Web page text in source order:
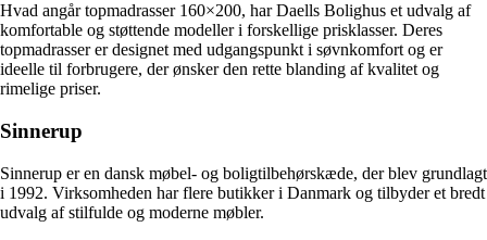
Hvad angår topmadrasser 160×200, har Daells Bolighus et udvalg af
komfortable og støttende modeller i forskellige prisklasser. Deres
topmadrasser er designet med udgangspunkt i søvnkomfort og er
ideelle til forbrugere, der ønsker den rette blanding af kvalitet og
rimelige priser.
Sinnerup
Sinnerup er en dansk møbel- og boligtilbehørskæde, der blev grundlagt
i 1992. Virksomheden har flere butikker i Danmark og tilbyder et bredt
udvalg af stilfulde og moderne møbler.